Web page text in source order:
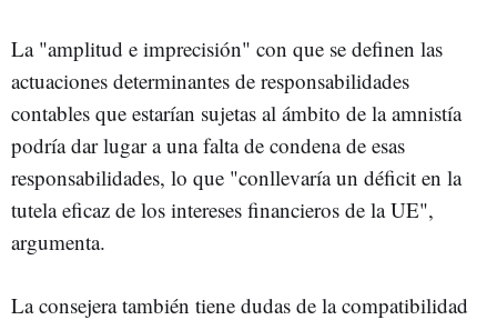
La "amplitud e imprecisión" con que se definen las
actuaciones determinantes de responsabilidades
contables que estarían sujetas al ámbito de la amnistía
podría dar lugar a una falta de condena de esas
responsabilidades, lo que "conllevaría un déficit en la
tutela eficaz de los intereses financieros de la UE",
argumenta.
La consejera también tiene dudas de la compatibilidad